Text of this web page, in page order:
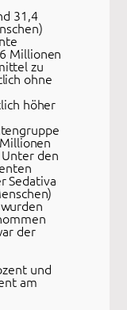
31,4
Millionen
zu
ohne
höher
den
Sedativa
der
und
am